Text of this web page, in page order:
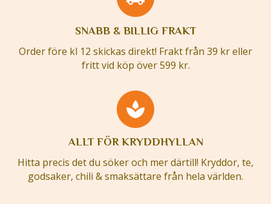
SNABB & BILLIG FRAKT
Order före kl 12 skickas direkt! Frakt från 39 kr eller
fritt vid köp över 599 kr.
ALLT FÖR KRYDDHYLLAN
Hitta precis det du söker och mer därtill! Kryddor, te,
godsaker, chili & smaksättare från hela världen.